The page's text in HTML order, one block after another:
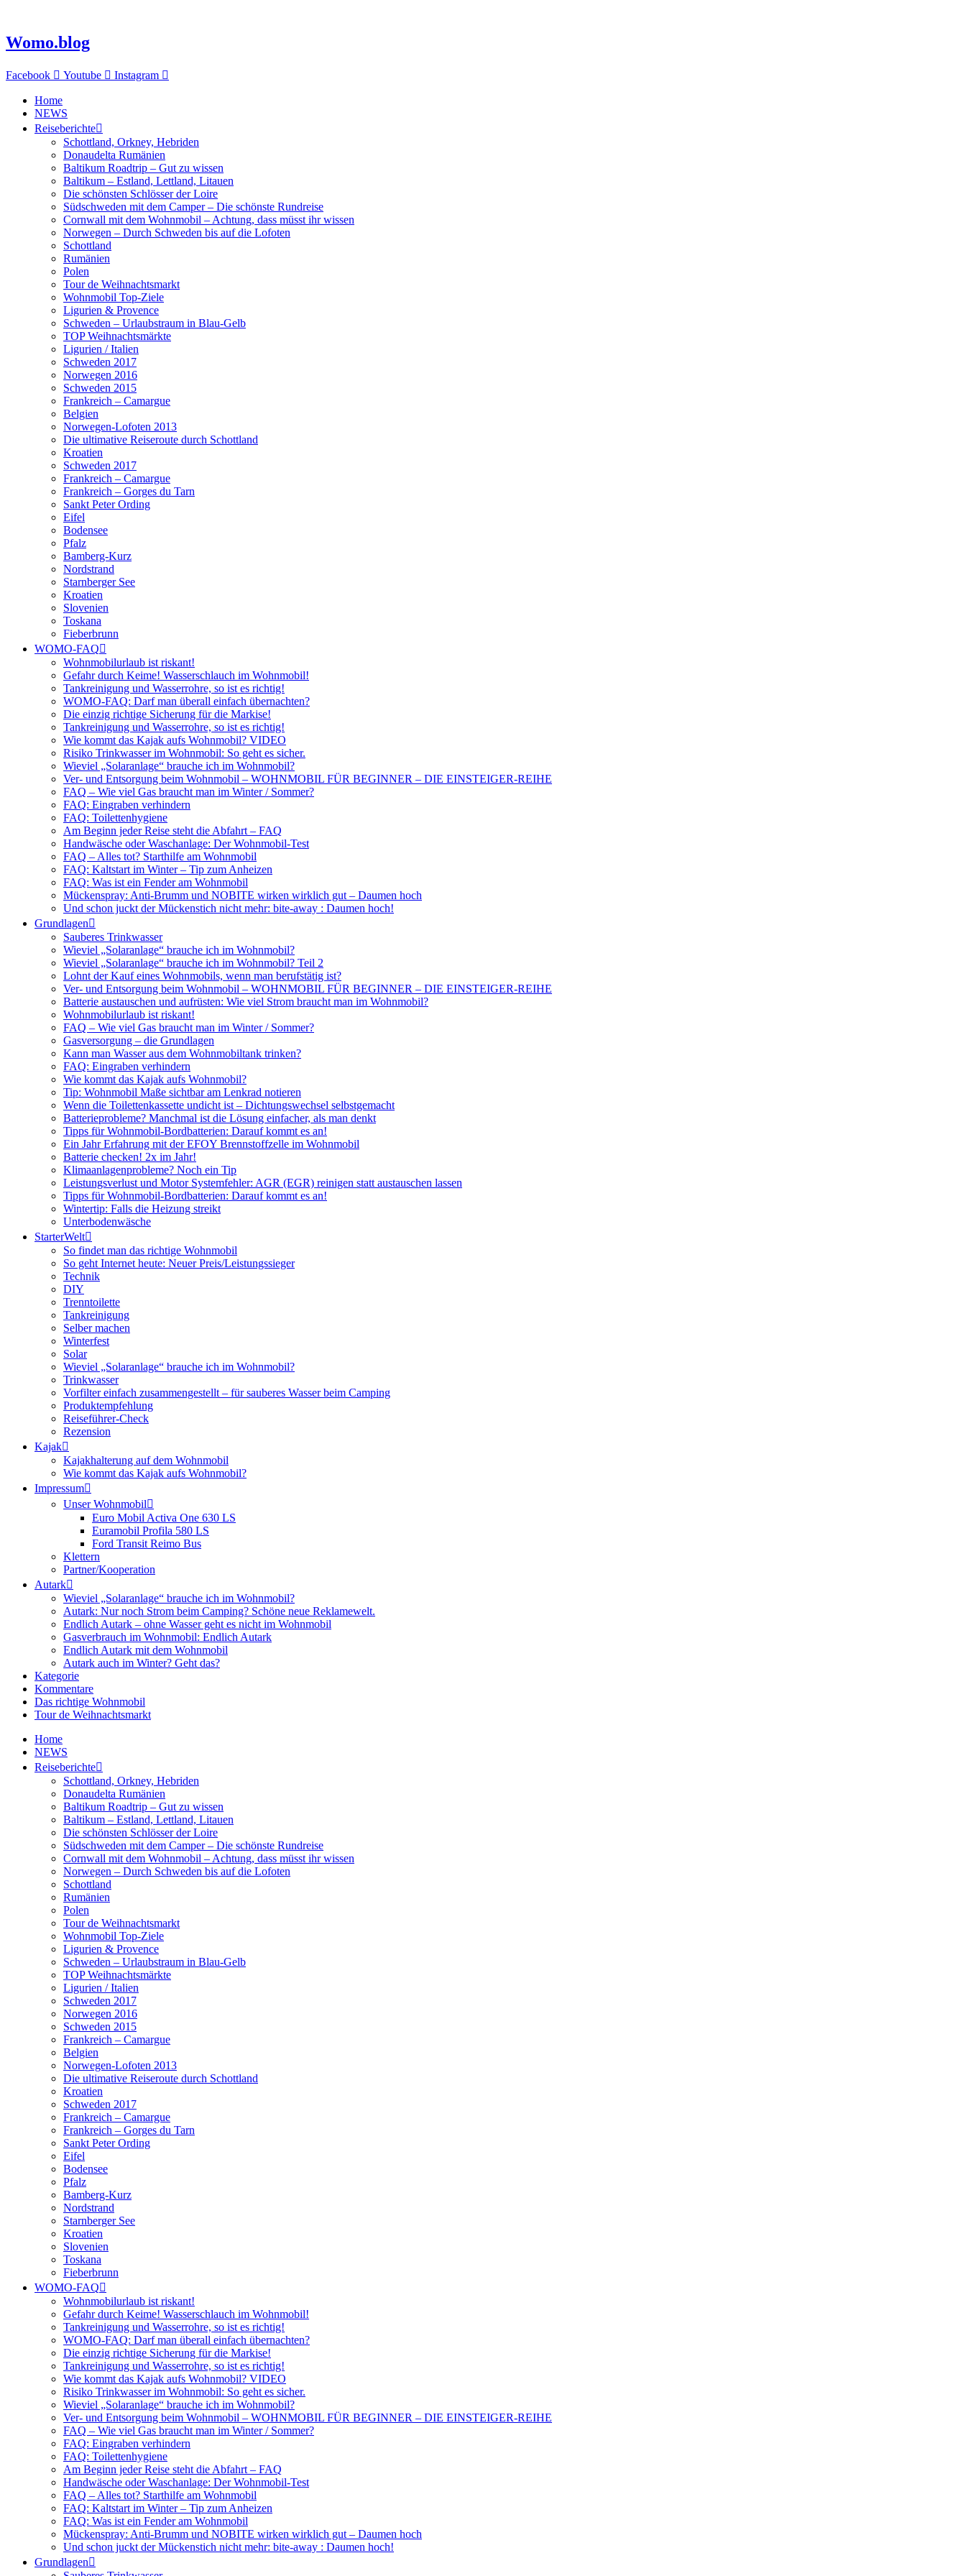
springen
Womo.blog
Facebook Youtube Instagram
Home
NEWS
Reiseberichte
Schottland, Orkney, Hebriden
Donaudelta Rumänien
Baltikum Roadtrip – Gut zu wissen
Baltikum – Estland, Lettland, Litauen
Die schönsten Schlösser der Loire
Südschweden mit dem Camper – Die schönste Rundreise
Cornwall mit dem Wohnmobil – Achtung, dass müsst ihr wissen
Norwegen – Durch Schweden bis auf die Lofoten
Schottland
Rumänien
Polen
Tour de Weihnachtsmarkt
Wohnmobil Top-Ziele
Ligurien & Provence
Schweden – Urlaubstraum in Blau-Gelb
TOP Weihnachtsmärkte
Ligurien / Italien
Schweden 2017
Norwegen 2016
Schweden 2015
Frankreich – Camargue
Belgien
Norwegen-Lofoten 2013
Die ultimative Reiseroute durch Schottland
Kroatien
Schweden 2017
Frankreich – Camargue
Frankreich – Gorges du Tarn
Sankt Peter Ording
Eifel
Bodensee
Pfalz
Bamberg-Kurz
Nordstrand
Starnberger See
Kroatien
Slovenien
Toskana
Fieberbrunn
WOMO-FAQ
Wohnmobilurlaub ist riskant!
Gefahr durch Keime! Wasserschlauch im Wohnmobil!
Tankreinigung und Wasserrohre, so ist es richtig!
WOMO-FAQ: Darf man überall einfach übernachten?
Die einzig richtige Sicherung für die Markise!
Tankreinigung und Wasserrohre, so ist es richtig!
Wie kommt das Kajak aufs Wohnmobil? VIDEO
Risiko Trinkwasser im Wohnmobil: So geht es sicher.
Wieviel „Solaranlage“ brauche ich im Wohnmobil?
Ver- und Entsorgung beim Wohnmobil – WOHNMOBIL FÜR BEGINNER – DIE EINSTEIGER-REIHE
FAQ – Wie viel Gas braucht man im Winter / Sommer?
FAQ: Eingraben verhindern
FAQ: Toilettenhygiene
Am Beginn jeder Reise steht die Abfahrt – FAQ
Handwäsche oder Waschanlage: Der Wohnmobil-Test
FAQ – Alles tot? Starthilfe am Wohnmobil
FAQ: Kaltstart im Winter – Tip zum Anheizen
FAQ: Was ist ein Fender am Wohnmobil
Mückenspray: Anti-Brumm und NOBITE wirken wirklich gut – Daumen hoch
Und schon juckt der Mückenstich nicht mehr: bite-away : Daumen hoch!
Grundlagen
Sauberes Trinkwasser
Wieviel „Solaranlage“ brauche ich im Wohnmobil?
Wieviel „Solaranlage“ brauche ich im Wohnmobil? Teil 2
Lohnt der Kauf eines Wohnmobils, wenn man berufstätig ist?
Ver- und Entsorgung beim Wohnmobil – WOHNMOBIL FÜR BEGINNER – DIE EINSTEIGER-REIHE
Batterie austauschen und aufrüsten: Wie viel Strom braucht man im Wohnmobil?
Wohnmobilurlaub ist riskant!
FAQ – Wie viel Gas braucht man im Winter / Sommer?
Gasversorgung – die Grundlagen
Kann man Wasser aus dem Wohnmobiltank trinken?
FAQ: Eingraben verhindern
Wie kommt das Kajak aufs Wohnmobil?
Tip: Wohnmobil Maße sichtbar am Lenkrad notieren
Wenn die Toilettenkassette undicht ist – Dichtungswechsel selbstgemacht
Batterieprobleme? Manchmal ist die Lösung einfacher, als man denkt
Tipps für Wohnmobil-Bordbatterien: Darauf kommt es an!
Ein Jahr Erfahrung mit der EFOY Brennstoffzelle im Wohnmobil
Batterie checken! 2x im Jahr!
Klimaanlagenprobleme? Noch ein Tip
Leistungsverlust und Motor Systemfehler: AGR (EGR) reinigen statt austauschen lassen
Tipps für Wohnmobil-Bordbatterien: Darauf kommt es an!
Wintertip: Falls die Heizung streikt
Unterbodenwäsche
StarterWelt
So findet man das richtige Wohnmobil
So geht Internet heute: Neuer Preis/Leistungssieger
Technik
DIY
Trenntoilette
Tankreinigung
Selber machen
Winterfest
Solar
Wieviel „Solaranlage“ brauche ich im Wohnmobil?
Trinkwasser
Vorfilter einfach zusammengestellt – für sauberes Wasser beim Camping
Produktempfehlung
Reiseführer-Check
Rezension
Kajak
Kajakhalterung auf dem Wohnmobil
Wie kommt das Kajak aufs Wohnmobil?
Impressum
Unser Wohnmobil
Euro Mobil Activa One 630 LS
Euramobil Profila 580 LS
Ford Transit Reimo Bus
Klettern
Partner/Kooperation
Autark
Wieviel „Solaranlage“ brauche ich im Wohnmobil?
Autark: Nur noch Strom beim Camping? Schöne neue Reklamewelt.
Endlich Autark – ohne Wasser geht es nicht im Wohnmobil
Gasverbrauch im Wohnmobil: Endlich Autark
Endlich Autark mit dem Wohnmobil
Autark auch im Winter? Geht das?
Kategorie
Kommentare
Das richtige Wohnmobil
Tour de Weihnachtsmarkt
Home
NEWS
Reiseberichte
Schottland, Orkney, Hebriden
Donaudelta Rumänien
Baltikum Roadtrip – Gut zu wissen
Baltikum – Estland, Lettland, Litauen
Die schönsten Schlösser der Loire
Südschweden mit dem Camper – Die schönste Rundreise
Cornwall mit dem Wohnmobil – Achtung, dass müsst ihr wissen
Norwegen – Durch Schweden bis auf die Lofoten
Schottland
Rumänien
Polen
Tour de Weihnachtsmarkt
Wohnmobil Top-Ziele
Ligurien & Provence
Schweden – Urlaubstraum in Blau-Gelb
TOP Weihnachtsmärkte
Ligurien / Italien
Schweden 2017
Norwegen 2016
Schweden 2015
Frankreich – Camargue
Belgien
Norwegen-Lofoten 2013
Die ultimative Reiseroute durch Schottland
Kroatien
Schweden 2017
Frankreich – Camargue
Frankreich – Gorges du Tarn
Sankt Peter Ording
Eifel
Bodensee
Pfalz
Bamberg-Kurz
Nordstrand
Starnberger See
Kroatien
Slovenien
Toskana
Fieberbrunn
WOMO-FAQ
Wohnmobilurlaub ist riskant!
Gefahr durch Keime! Wasserschlauch im Wohnmobil!
Tankreinigung und Wasserrohre, so ist es richtig!
WOMO-FAQ: Darf man überall einfach übernachten?
Die einzig richtige Sicherung für die Markise!
Tankreinigung und Wasserrohre, so ist es richtig!
Wie kommt das Kajak aufs Wohnmobil? VIDEO
Risiko Trinkwasser im Wohnmobil: So geht es sicher.
Wieviel „Solaranlage“ brauche ich im Wohnmobil?
Ver- und Entsorgung beim Wohnmobil – WOHNMOBIL FÜR BEGINNER – DIE EINSTEIGER-REIHE
FAQ – Wie viel Gas braucht man im Winter / Sommer?
FAQ: Eingraben verhindern
FAQ: Toilettenhygiene
Am Beginn jeder Reise steht die Abfahrt – FAQ
Handwäsche oder Waschanlage: Der Wohnmobil-Test
FAQ – Alles tot? Starthilfe am Wohnmobil
FAQ: Kaltstart im Winter – Tip zum Anheizen
FAQ: Was ist ein Fender am Wohnmobil
Mückenspray: Anti-Brumm und NOBITE wirken wirklich gut – Daumen hoch
Und schon juckt der Mückenstich nicht mehr: bite-away : Daumen hoch!
Grundlagen